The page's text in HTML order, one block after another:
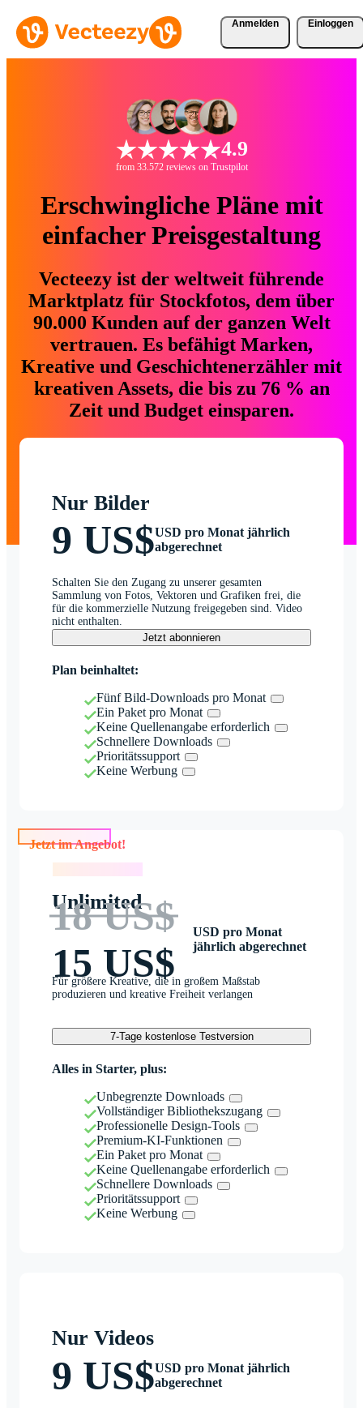
Anmelden Einloggen
4.9
from 33.572 reviews on Trustpilot
Erschwingliche Pläne mit
einfacher Preisgestaltung
Vecteezy ist der weltweit führende
Marktplatz für Stockfotos, dem über
90.000 Kunden auf der ganzen Welt
vertrauen. Es befähigt Marken,
Kreative und Geschichtenerzähler mit
kreativen Assets, die bis zu 76 % an
Zeit und Budget einsparen.
Nur Bilder
9 US$USD pro Monat jährlich
abgerechnet
Schalten Sie den Zugang zu unserer gesamten
Sammlung von Fotos, Vektoren und Grafiken frei, die
für die kommerzielle Nutzung freigegeben sind. Video
nicht enthalten.
Jetzt abonnieren
Plan beinhaltet:
Fünf Bild-Downloads pro Monat
Ein Paket pro Monat
Keine Quellenangabe erforderlich
Schnellere Downloads
Prioritätssupport
Keine Werbung
Jetzt im Angebot!
Unlimited
18 US$
15 US$
USD pro Monat
jährlich abgerechnet
Für größere Kreative, die in großem Maßstab
produzieren und kreative Freiheit verlangen
7-Tage kostenlose Testversion
Alles in Starter, plus:
Unbegrenzte Downloads
Vollständiger Bibliothekszugang
Professionelle Design-Tools
Premium-KI-Funktionen
Ein Paket pro Monat
Keine Quellenangabe erforderlich
Schnellere Downloads
Prioritätssupport
Keine Werbung
Nur Videos
9 US$USD pro Monat jährlich
abgerechnet